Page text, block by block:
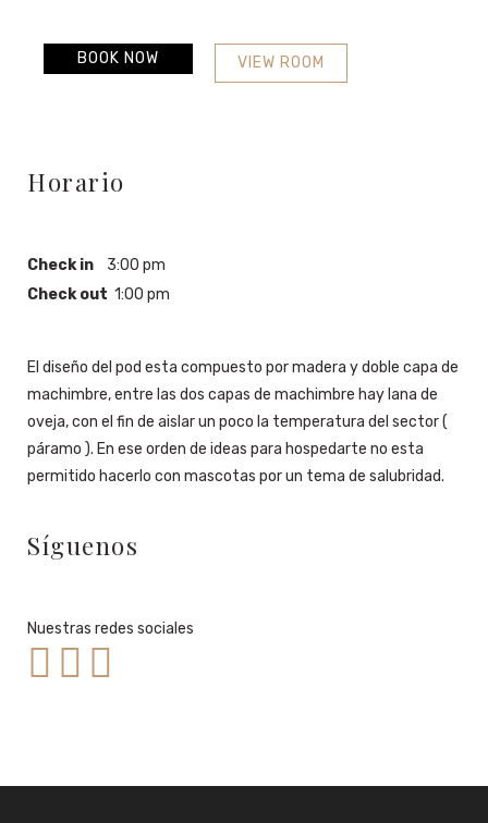
VIEW ROOM
BOOK NOW
Horario
Check in 3:00 pm
Check out 1:00 pm
El diseño del pod esta compuesto por madera y doble capa de
machimbre, entre las dos capas de machimbre hay lana de
oveja, con el fin de aislar un poco la temperatura del sector (
páramo ). En ese orden de ideas para hospedarte no esta
permitido hacerlo con mascotas por un tema de salubridad.
Síguenos
Nuestras redes sociales
  